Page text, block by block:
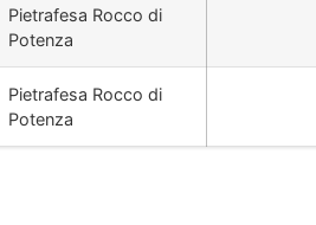
Pietrafesa Rocco di
Potenza
Pietrafesa Rocco di
Potenza